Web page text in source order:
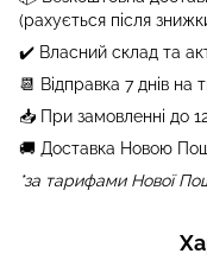
(рахується після
✔️ Власний склад та
📆 Відправка 7 днів на
📥 При замовленні до
🚚 Доставка Новою
*за тарифами Нової